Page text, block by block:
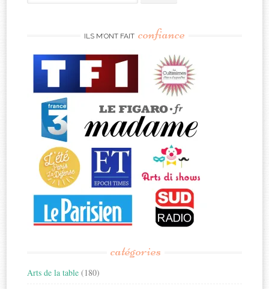
for:
ILS M’ONT FAIT confiance
catégories
Arts de la table (180)